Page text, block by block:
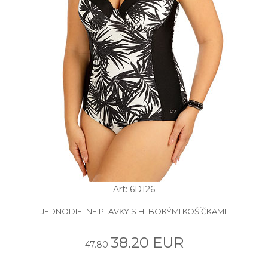
Art: 6D126
JEDNODIELNE PLAVKY S HLBOKÝMI KOŠÍČKAMI.
47.80 38.20 EUR